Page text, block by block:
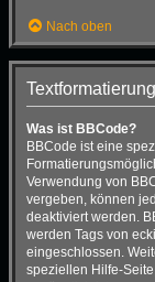
Nach oben
Was ist BBCode?
BBCode ist eine
Verwendung von
vergeben, können
deaktiviert werden.
werden Tags von
eingeschlossen.
speziellen Hilfe-